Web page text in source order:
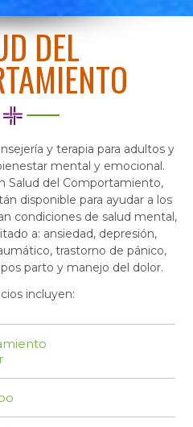
DEL
y terapia para adultos y
mental y emocional.
Salud del Comportamiento,
disponible para ayudar a los
condiciones de salud mental,
a: ansiedad, depresión,
trastorno de pánico,
parto y manejo del dolor.
incluyen: